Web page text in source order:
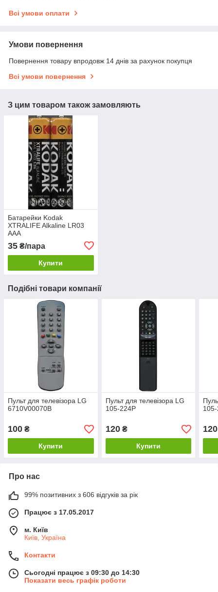
Всі умови оплати
Умови повернення
Повернення товару впродовж 14 днів за рахунок покупця
Всі умови повернення
З цим товаром також замовляють
Батарейки Kodak
XTRALIFE Alkaline LR03
AAA
35 ₴/пара
Купити
Подібні товари компанії
Пульт для телевізора LG
6710V00070B
100 ₴
Купити
Пульт для телевізора LG
105-224P
120₴
Купити
120
Про нас
99% позитивних з 606 відгуків за рік
Працює з 17.05.2017
м. Київ
Київ, Україна
Контакти
Сьогодні працює з 09:30 до 14:30
Показати весь графік роботи